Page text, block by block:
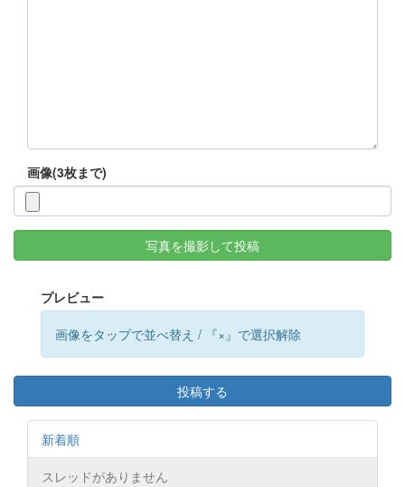
画像(3枚まで)
写真を撮影して投稿
プレビュー
画像をタップで並べ替え / 『×』で選択解除
投稿する
新着順
スレッドがありません